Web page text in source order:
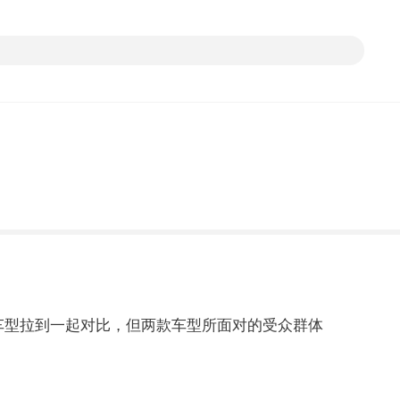
拉到一起对比，但两款车型所面对的受众群体